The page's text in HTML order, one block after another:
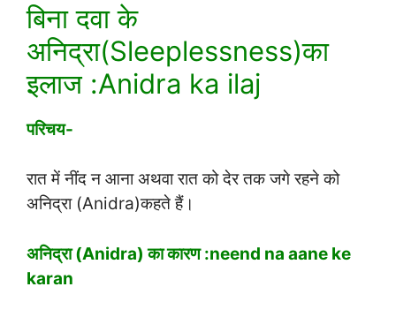
बिना दवा के
अनिद्रा(Sleeplessness)का
इलाज :Anidra ka ilaj
परिचय-
रात में नींद न आना अथवा रात को देर तक जगे रहने को
अनिद्रा (Anidra)कहते हैं।
अनिद्रा (Anidra) का कारण :neend na aane ke
karan